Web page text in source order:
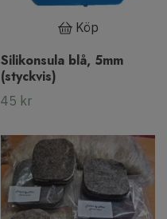
Köp
Silikonsula blå, 5mm
(styckvis)
45 kr